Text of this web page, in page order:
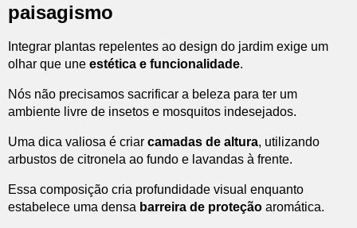
paisagismo
Integrar plantas repelentes ao design do jardim exige um
olhar que une estética e funcionalidade.
Nós não precisamos sacrificar a beleza para ter um
ambiente livre de insetos e mosquitos indesejados.
Uma dica valiosa é criar camadas de altura, utilizando
arbustos de citronela ao fundo e lavandas à frente.
Essa composição cria profundidade visual enquanto
estabelece uma densa barreira de proteção aromática.